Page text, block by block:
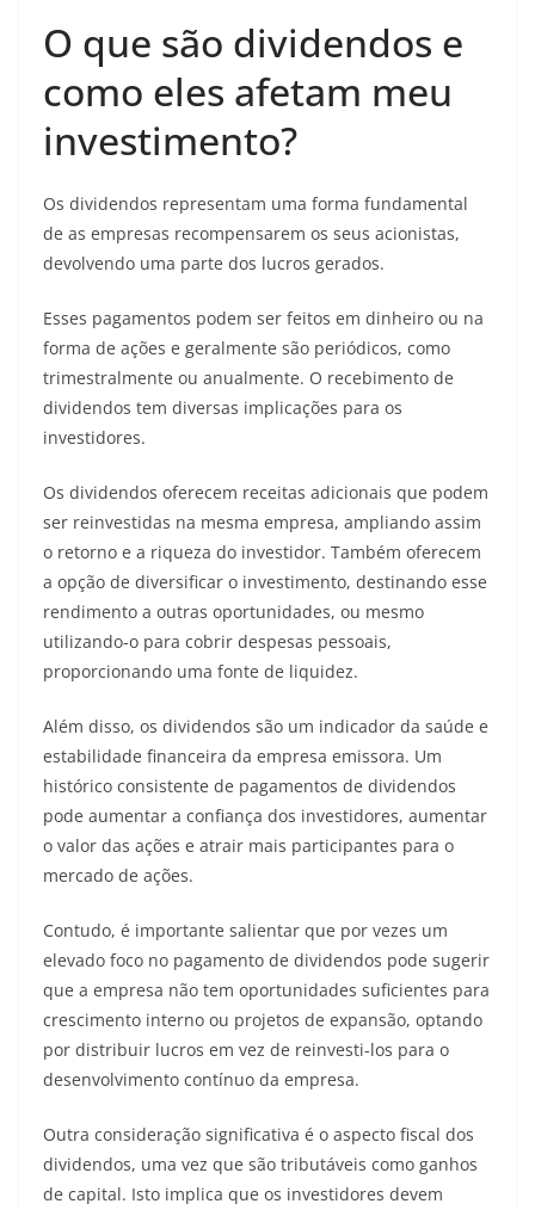
O que são dividendos e
como eles afetam meu
investimento?
Os dividendos representam uma forma fundamental
de as empresas recompensarem os seus acionistas,
devolvendo uma parte dos lucros gerados.
Esses pagamentos podem ser feitos em dinheiro ou na
forma de ações e geralmente são periódicos, como
trimestralmente ou anualmente. O recebimento de
dividendos tem diversas implicações para os
investidores.
Os dividendos oferecem receitas adicionais que podem
ser reinvestidas na mesma empresa, ampliando assim
o retorno e a riqueza do investidor. Também oferecem
a opção de diversificar o investimento, destinando esse
rendimento a outras oportunidades, ou mesmo
utilizando-o para cobrir despesas pessoais,
proporcionando uma fonte de liquidez.
Além disso, os dividendos são um indicador da saúde e
estabilidade financeira da empresa emissora. Um
histórico consistente de pagamentos de dividendos
pode aumentar a confiança dos investidores, aumentar
o valor das ações e atrair mais participantes para o
mercado de ações.
Contudo, é importante salientar que por vezes um
elevado foco no pagamento de dividendos pode sugerir
que a empresa não tem oportunidades suficientes para
crescimento interno ou projetos de expansão, optando
por distribuir lucros em vez de reinvesti-los para o
desenvolvimento contínuo da empresa.
Outra consideração significativa é o aspecto fiscal dos
dividendos, uma vez que são tributáveis como ganhos
de capital. Isto implica que os investidores devem